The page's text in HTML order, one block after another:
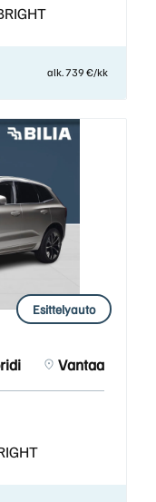
alk. 739 €/kk
Esittelyauto
Vantaa